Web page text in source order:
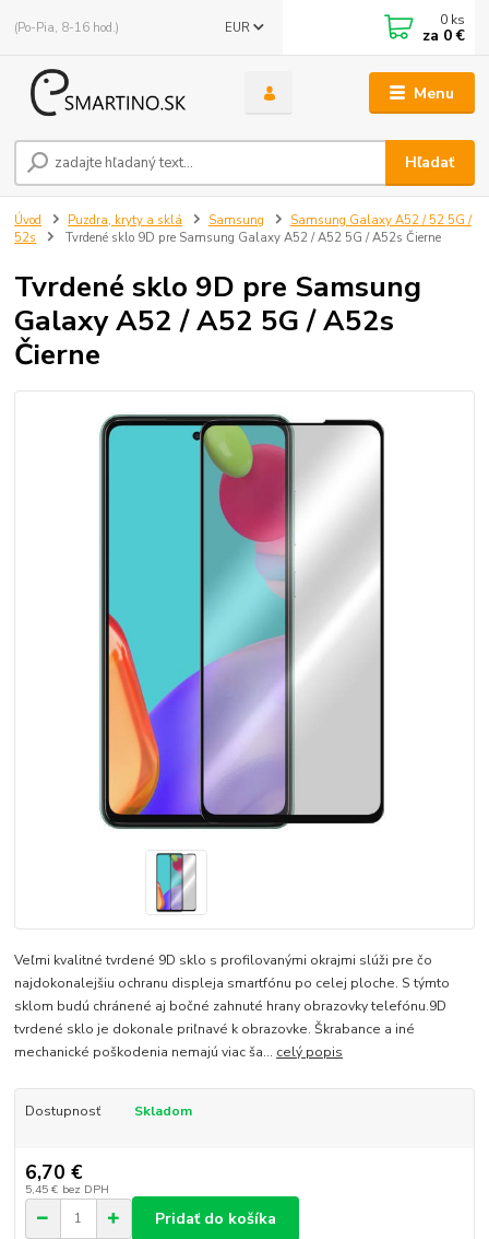
Menu
EUR
Hľadať
(Po-Pia, 8-16 hod.) 0 ks
za 0 €
Úvod Puzdra, kryty a sklá Samsung
Samsung Galaxy A52 / 52 5G /
52s
Tvrdené sklo 9D pre Samsung Galaxy A52 / A52 5G / A52s Čierne
Tvrdené sklo 9D pre Samsung
Galaxy A52 / A52 5G / A52s
Čierne
Veľmi kvalitné tvrdené 9D sklo s profilovanými okrajmi slúži pre čo
najdokonalejšiu ochranu displeja smartfónu po celej ploche. S týmto
sklom budú chránené aj bočné zahnuté hrany obrazovky telefónu.9D
tvrdené sklo je dokonale priľnavé k obrazovke. Škrabance a iné
mechanické poškodenia nemajú viac ša... celý popis
Dostupnosť Skladom
6,70 €
5,45 € bez DPH
Pridať do košíka